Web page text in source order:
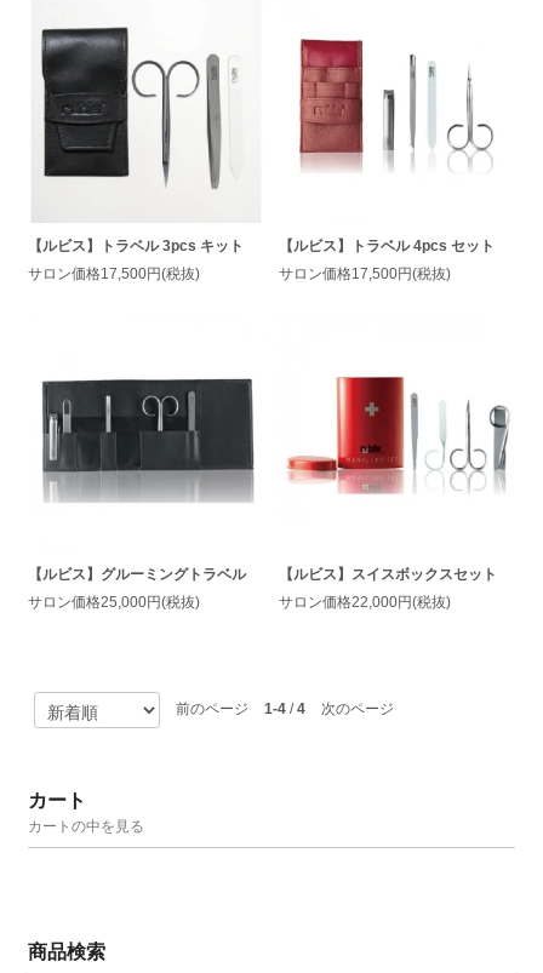
【ルビス】トラベル 3pcs キット
サロン価格17,500円(税抜)
【ルビス】トラベル 4pcs セット
サロン価格17,500円(税抜)
【ルビス】グルーミングトラベル
サロン価格25,000円(税抜)
【ルビス】スイスボックスセット
サロン価格22,000円(税抜)
前のページ 1-4 /4 次のページ
カート
カートの中を見る
商品検索